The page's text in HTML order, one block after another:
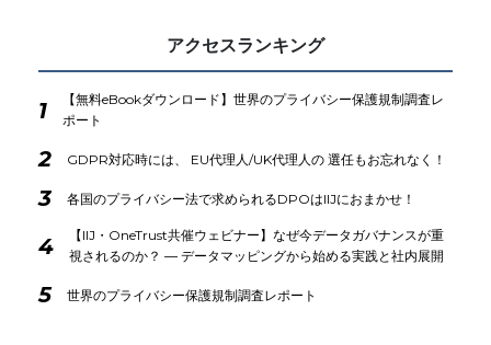
アクセスランキング
1
【無料eBookダウンロード】世界のプライバシー保護規制調査レ
ポート
2 GDPR対応時には、 EU代理人/UK代理人の 選任もお忘れなく！
3 各国のプライバシー法で求められるDPOはIIJにおまかせ！
4
【IIJ・OneTrust共催ウェビナー】なぜ今データガバナンスが重
視されるのか？ ― データマッピングから始める実践と社内展開
5 世界のプライバシー保護規制調査レポート